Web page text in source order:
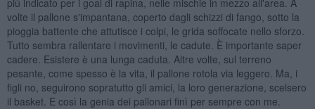
volte il pallone s'impantana, coperto dagli schizzi di fango, sotto la
pioggia battente che attutisce i colpi, le grida soffocate nello sforzo.
Tutto sembra rallentare i movimenti, le cadute. È importante saper
cadere. Esistere è una lunga caduta. Altre volte, sul terreno
pesante, come spesso è la vita, il pallone rotola via leggero. Ma, i
figli no, seguirono sopratutto gli amici, la loro generazione, scelsero
il basket. E così la genia dei pallonari finì per sempre con me.